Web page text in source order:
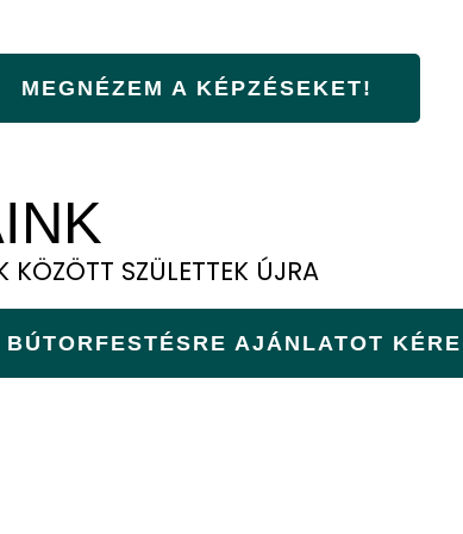
MEGNÉZEM A KÉPZÉSEKET!
KÖZÖTT SZÜLETTEK ÚJRA
BÚTORFESTÉSRE AJÁNLATOT